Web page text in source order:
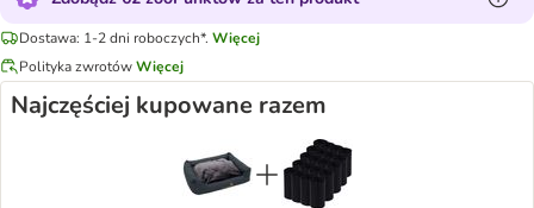
Dostawa: 1-2 dni roboczych*. Więcej
Polityka zwrotówWięcej
Najczęściej kupowane razem